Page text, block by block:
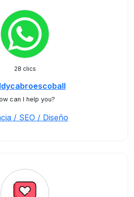
28 clics
can I help you?
/ SEO / Diseño